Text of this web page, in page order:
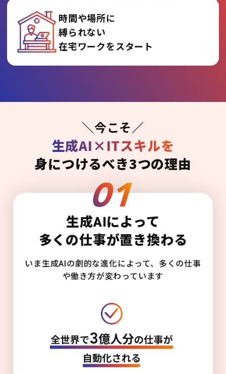
時間や場所に
縛られない
在宅ワークをスタート
＼今こそ／
生成AI×ITスキルを
身につけるべき3つの理由
生成AIによって
多くの仕事が置き換わる
いま生成AIの劇的な進化によって、多くの仕事
や働き方が変わっています